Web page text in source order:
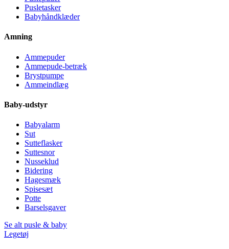
Pusletasker
Babyhåndklæder
Amning
Ammepuder
Ammepude-betræk
Brystpumpe
Ammeindlæg
Baby-udstyr
Babyalarm
Sut
Sutteflasker
Suttesnor
Nusseklud
Bidering
Hagesmæk
Spisesæt
Potte
Barselsgaver
Se alt pusle & baby
Legetøj